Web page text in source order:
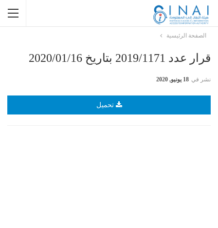
الصفحة الرئيسية
قرار عدد 2019/1171 بتاريخ 2020/01/16
نشر في 18 يونيو, 2020
تحميل